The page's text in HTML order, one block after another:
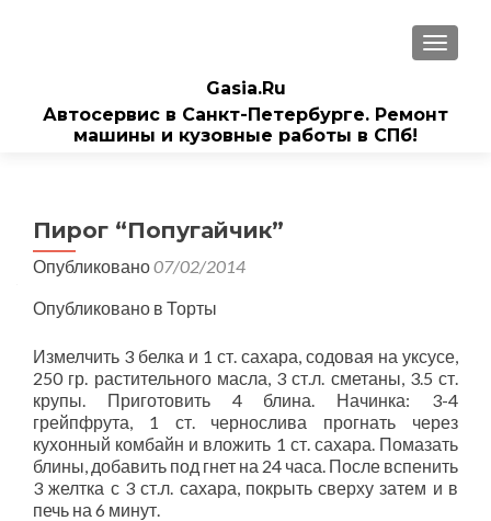
Gasia.Ru
Автосервис в Санкт-Петербурге. Ремонт
машины и кузовные работы в СПб!
Пирог “Попугайчик”
Опубликовано07/02/2014
Опубликовано в Торты
Измелчить 3 белка и 1 ст. сахара, содовая на уксусе,
250 гр. растительного масла, 3 ст.л. сметаны, 3.5 ст.
крупы. Приготовить 4 блина. Начинка: 3-4
грейпфрута, 1 ст. чернослива прогнать через
кухонный комбайн и вложить 1 ст. сахара. Помазать
блины, добавить под гнет на 24 часа. После вспенить
3 желтка с 3 ст.л. сахара, покрыть сверху затем и в
печь на 6 минут.